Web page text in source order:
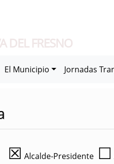
DEL FRESNO
El Municipio Jornadas
☒ Alcalde-Presidente ☐